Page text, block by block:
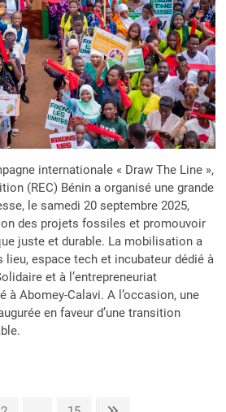
internationale « Draw The Line »,
(REC) Bénin a organisé une grande
le samedi 20 septembre 2025,
des projets fossiles et promouvoir
juste et durable. La mobilisation a
lieu, espace tech et incubateur dédié à
et à l’entrepreneuriat
à Abomey-Calavi. A l’occasion, une
en faveur d’une transition